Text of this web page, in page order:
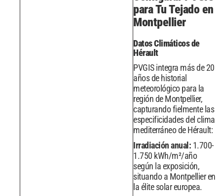
para Tu Tejado en
Montpellier
Datos Climáticos de
Hérault
PVGIS integra más de 20
años de historial
meteorológico para la
región de Montpellier,
capturando fielmente las
especificidades del clima
mediterráneo de Hérault:
Irradiación anual: 1.700-
1.750 kWh/m²/año
según la exposición,
situando a Montpellier en
la élite solar europea.